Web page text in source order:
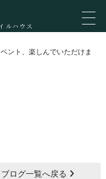
ルハウス
ント、楽しんでいただけま
ブログ一覧へ戻る